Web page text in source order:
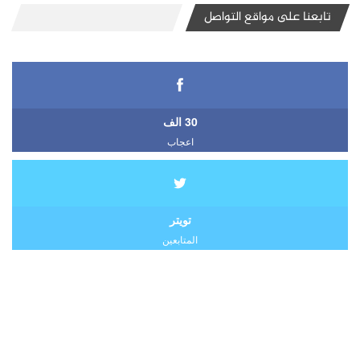
تابعنا على مواقع التواصل
30 الف
اعجاب
تويتر
المتابعين